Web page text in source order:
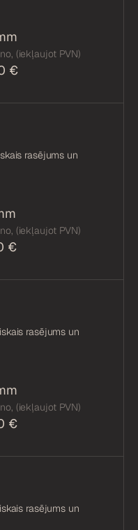
(iekļaujot PVN)
€
rasējums un
(iekļaujot PVN)
€
rasējums un
(iekļaujot PVN)
€
rasējums un